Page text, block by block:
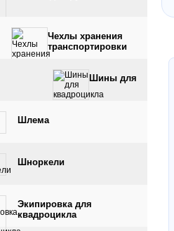
Чехлы хранения
транспортировки
Шины для
Шлема
Шноркели
Экипировка для
квадроцикла